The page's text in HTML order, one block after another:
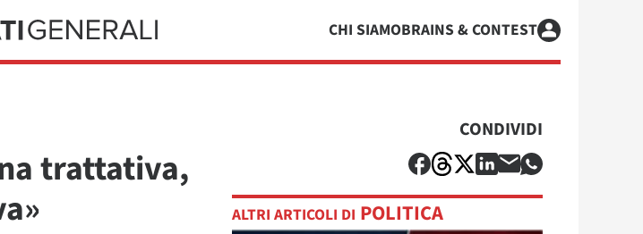
CHI SIAMOBRAINS & CONTEST
trattativa,
CONDIVIDI
ALTRI ARTICOLI DI POLITICA